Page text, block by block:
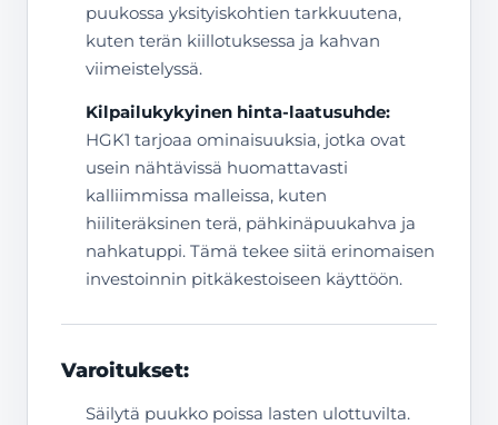
puukossa yksityiskohtien tarkkuutena,
kuten terän kiillotuksessa ja kahvan
viimeistelyssä.
Kilpailukykyinen hinta-laatusuhde:
HGK1 tarjoaa ominaisuuksia, jotka ovat
usein nähtävissä huomattavasti
kalliimmissa malleissa, kuten
hiiliteräksinen terä, pähkinäpuukahva ja
nahkatuppi. Tämä tekee siitä erinomaisen
investoinnin pitkäkestoiseen käyttöön.
Varoitukset:
Säilytä puukko poissa lasten ulottuvilta.